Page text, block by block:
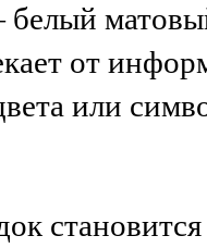
от
или